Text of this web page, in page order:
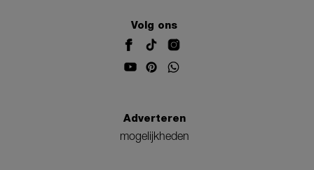
Volg ons
Adverteren
mogelijkheden